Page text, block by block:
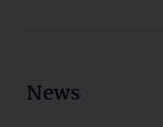
News